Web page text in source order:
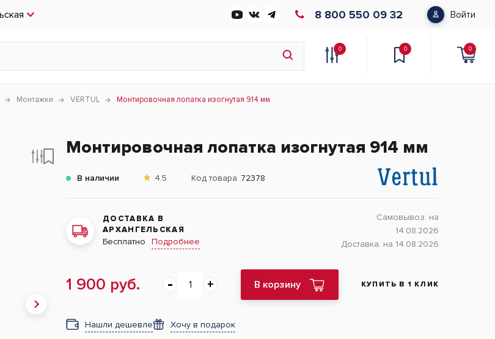
8 800 550 09 32 Войти
0 0 0
Монтажки VERTUL Монтировочная лопатка изогнутая 914 мм
Монтировочная лопатка изогнутая 914 мм
В наличии 4.5 Код товара 72378
ДОСТАВКА В
АРХАНГЕЛЬСКАЯ
Бесплатно Подробнее
Самовывоз: на
14.08.2026
Доставка: на 14.08.2026
1 900 руб. В корзину КУПИТЬ В 1 КЛИК
Нашли дешевле Хочу в подарок